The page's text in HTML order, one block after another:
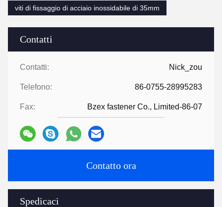
Contatti
Contatti: Nick_zou
Telefono: 86-0755-28995283
Fax: Bzex fastener Co., Limited-86-07
Contatto ora
Spedicaci
viti di fissaggio di acciaio inossidabile di 35mm